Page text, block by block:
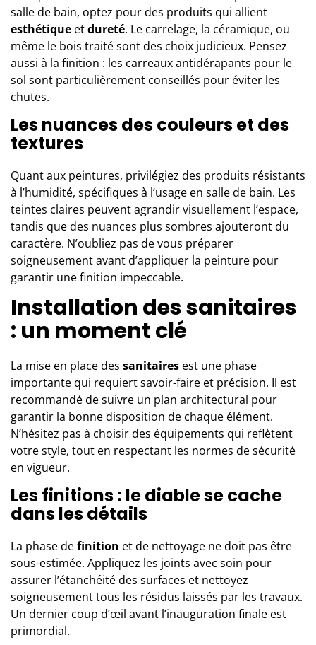
salle de bain, optez pour des produits qui allient
esthétique etdureté. Le carrelage, la céramique, ou
même le bois traité sont des choix judicieux. Pensez
aussi à la finition : les carreaux antidérapants pour le
sol sont particulièrement conseillés pour éviter les
chutes.
Les nuances des couleurs et des
textures
Quant aux peintures, privilégiez des produits résistants
à l’humidité, spécifiques à l’usage en salle de bain. Les
teintes claires peuvent agrandir visuellement l’espace,
tandis que des nuances plus sombres ajouteront du
caractère. N’oubliez pas de vous préparer
soigneusement avant d’appliquer la peinture pour
garantir une finition impeccable.
Installation des sanitaires
: un moment clé
La mise en place des sanitaires est une phase
importante qui requiert savoir-faire et précision. Il est
recommandé de suivre un plan architectural pour
garantir la bonne disposition de chaque élément.
N’hésitez pas à choisir des équipements qui reflètent
votre style, tout en respectant les normes de sécurité
en vigueur.
Les finitions : le diable se cache
dans les détails
La phase definition et de nettoyage ne doit pas être
sous-estimée. Appliquez les joints avec soin pour
assurer l’étanchéité des surfaces et nettoyez
soigneusement tous les résidus laissés par les travaux.
Un dernier coup d’œil avant l’inauguration finale est
primordial.